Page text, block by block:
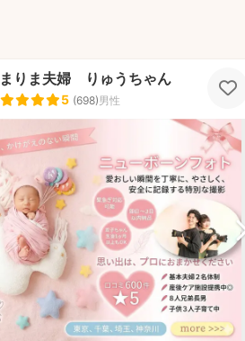
りま夫婦 りゅうちゃん
5 (698)男性